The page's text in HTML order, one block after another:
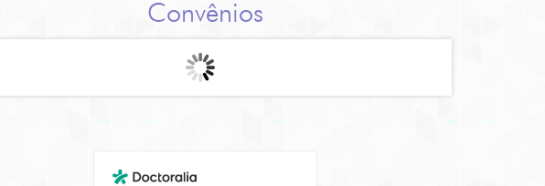
Convênios